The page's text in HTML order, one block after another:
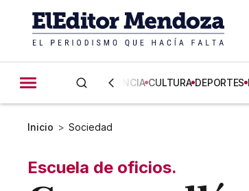
CIENCIA CULTURA DEPORTES
Inicio > Sociedad
Escuela de oficios.